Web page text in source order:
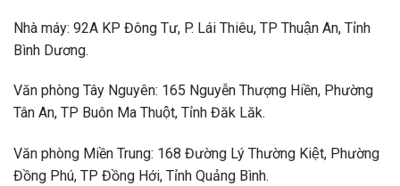
Nhà máy: 92A KP Đông Tư, P. Lái Thiêu, TP Thuận An, Tỉnh
Bình Dương.
Văn phòng Tây Nguyên: 165 Nguyễn Thượng Hiền, Phường
Tân An, TP Buôn Ma Thuột, Tỉnh Đăk Lăk.
Văn phòng Miền Trung: 168 Đường Lý Thường Kiệt, Phường
Đồng Phú, TP Đồng Hới, Tỉnh Quảng Bình.